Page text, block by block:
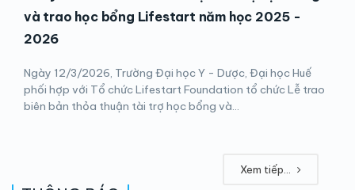
và trao học bổng Lifestart năm học 2025 -
2026
Ngày 12/3/2026, Trường Đại học Y - Dược, Đại học Huế
phối hợp với Tổ chức Lifestart Foundation tổ chức Lễ trao
biên bản thỏa thuận tài trợ học bổng và...
Xem tiếp...